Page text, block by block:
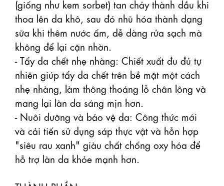
(giống như kem sorbet) tan chảy thành dầu khi
thoa lên da khô, sau đó nhũ hóa thành dạng
sữa khi thêm nước ấm, dễ dàng rửa sạch mà
không để lại cặn nhờn.
- Tẩy da chết nhẹ nhàng: Chiết xuất đu đủ tự
nhiên giúp tẩy da chết trên bề mặt một cách
nhẹ nhàng, làm thông thoáng lỗ chân lông và
mang lại làn da sáng mịn hơn.
- Nuôi dưỡng và bảo vệ da: Công thức mới
và cải tiến sử dụng sáp thực vật và hỗn hợp
"siêu rau xanh" giàu chất chống oxy hóa để
hỗ trợ làn da khỏe mạnh hơn.